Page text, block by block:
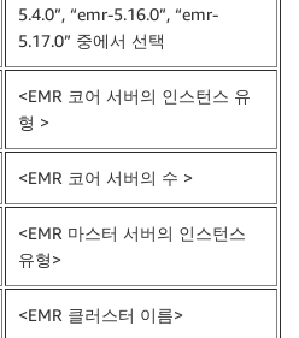
5.4.0”, “emr-5.16.0”, “emr-
5.17.0” 중에서 선택
<EMR 코어 서버의 인스턴스 유
형 >
<EMR 코어 서버의 수 >
<EMR 마스터 서버의 인스턴스
유형>
<EMR 클러스터 이름>